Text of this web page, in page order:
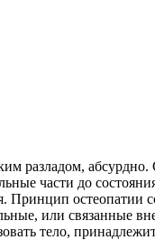
разладом,
части до
Принцип остеопатии
или связанные
тело,